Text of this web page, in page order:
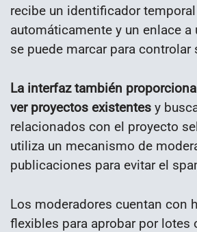
recibe un identificador
automáticamente y un enlace a
se puede marcar para controlar
La interfaz también
ver proyectos existentes y
relacionados con el proyecto
utiliza un mecanismo de
publicaciones para evitar el
Los moderadores cuentan con
flexibles para aprobar por lotes